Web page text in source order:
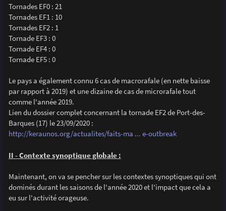
Tornades EF0 : 21
Tornades EF1 : 10
Tornades EF2 : 1
Tornade EF3 : 0
Tornade EF4 : 0
Tornade EF5 : 0
Le pays a également connu 6 cas de macrorafale (en nette baisse
par rapport à 2019) et une dizaine de cas de microrafale tout
comme l'année 2019.
Lien du dossier complet concernant la tornade EF2 de Port-des-
Barques (17) le 23/09/2020 :
http://keraunos.org/actualites/faits-ma ... e-outbreak
II - Contexte synoptique globale :
Maintenant, on va se pencher sur les contextes synoptiques qui ont
dominés durant les saisons de l'année 2020 et l'impact que cela a
eu sur l'activité orageuse.